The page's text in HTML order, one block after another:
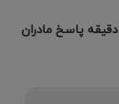
همین الان سوال خود را بپرسید و کمتر از ۷ دقیقه پاسخ مادران